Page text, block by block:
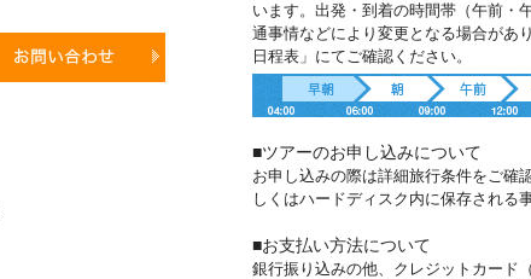
います。出発・到着の時間帯（午前・
通事情などにより変更となる場合があ
日程表」にてご確認ください。
■ツアーのお申し込みについて
お申し込みの際は詳細旅行条件をご確
しくはハードディスク内に保存される
■お支払い方法について
銀行振り込みの他、クレジットカード